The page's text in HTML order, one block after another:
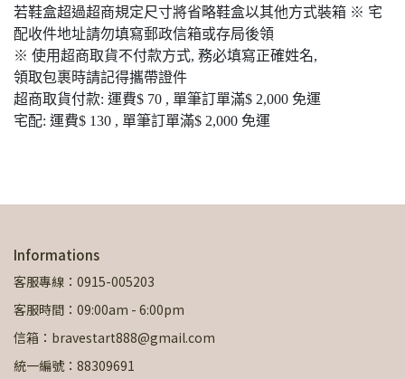
若鞋盒超過超商規定尺寸將省略鞋盒以其他方式裝箱 ※ 宅
配收件地址請勿填寫郵政信箱或存局後領
※ 使用超商取貨不付款方式, 務必填寫正確姓名,
領取包裹時請記得攜帶證件
超商取貨付款: 運費$ 70 , 單筆訂單滿$ 2,000 免運
宅配: 運費$ 130 , 單筆訂單滿$ 2,000 免運
Informations
客服專線：0915-005203
客服時間：09:00am - 6:00pm
信箱：bravestart888@gmail.com
統一編號：88309691